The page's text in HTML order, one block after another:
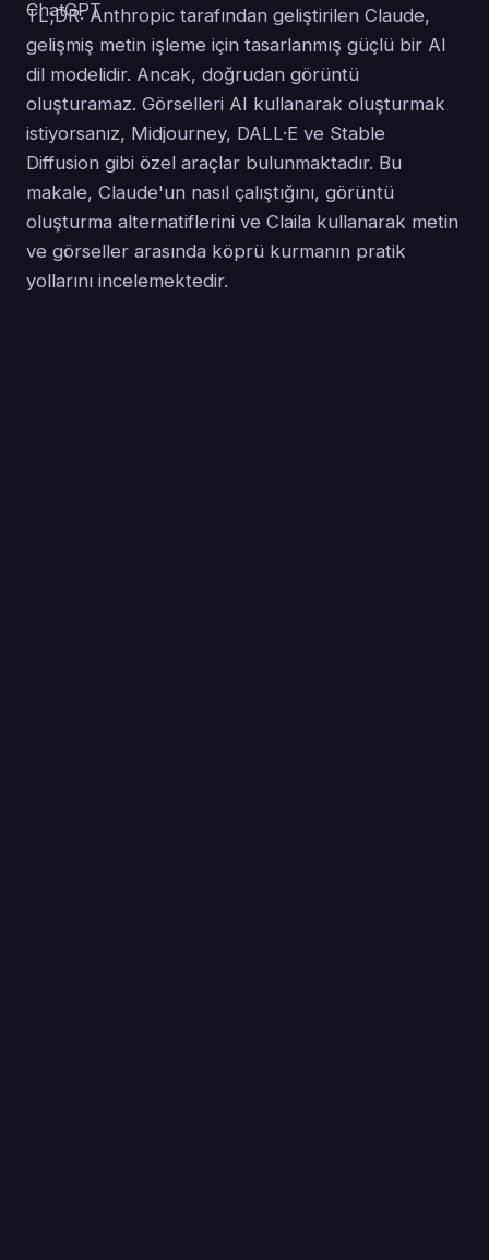
TL;DR: Anthropic tarafından geliştirilen Claude,
gelişmiş metin işleme için tasarlanmış güçlü bir AI
dil modelidir. Ancak, doğrudan görüntü
oluşturamaz. Görselleri AI kullanarak oluşturmak
istiyorsanız, Midjourney, DALL·E ve Stable
Diffusion gibi özel araçlar bulunmaktadır. Bu
makale, Claude'un nasıl çalıştığını, görüntü
oluşturma alternatiflerini ve Claila kullanarak metin
ve görseller arasında köprü kurmanın pratik
yollarını incelemektedir.